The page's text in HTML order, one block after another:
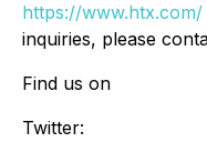
https://www.htx.com/
inquiries, please
Find us on
Twitter: